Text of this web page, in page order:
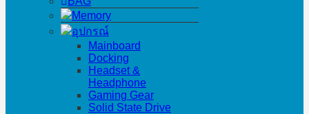
Memory
อุปกรณ์
Mainboard
Docking
Headset &
Headphone
Gaming Gear
Solid State Drive